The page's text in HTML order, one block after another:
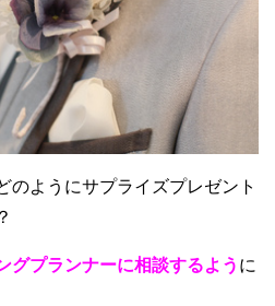
のようにサプライズプレゼント
グプランナーに相談するよう に